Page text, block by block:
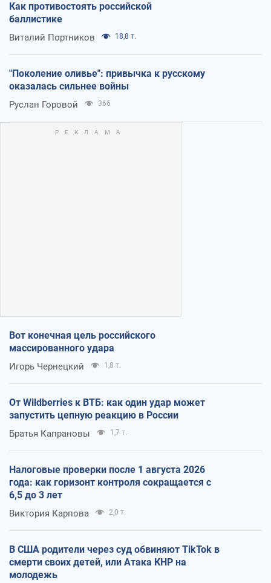
Как противостоять российской
баллистике
Виталий Портников 18,8 т.
"Поколение оливье": привычка к русскому
оказалась сильнее войны
Руслан Горовой 366
Вот конечная цель российского
массированного удара
Игорь Чернецкий 1,8 т.
От Wildberries к ВТБ: как один удар может
запустить цепную реакцию в России
Братья Капрановы 1,7 т.
Налоговые проверки после 1 августа 2026
года: как горизонт контроля сокращается с
6,5 до 3 лет
Виктория Карпова 2,0 т.
В США родители через суд обвиняют TikTok в
смерти своих детей, или Атака КНР на
молодежь